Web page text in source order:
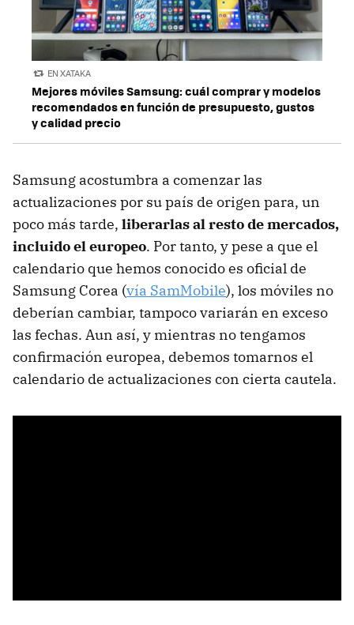
EN XATAKA
Mejores móviles Samsung: cuál comprar y modelos
recomendados en función de presupuesto, gustos
y calidad precio
Samsung acostumbra a comenzar las
actualizaciones por su país de origen para, un
poco más tarde, liberarlas al resto de mercados,
incluido el europeo. Por tanto, y pese a que el
calendario que hemos conocido es oficial de
Samsung Corea (vía SamMobile), los móviles no
deberían cambiar, tampoco variarán en exceso
las fechas. Aun así, y mientras no tengamos
confirmación europea, debemos tomarnos el
calendario de actualizaciones con cierta cautela.